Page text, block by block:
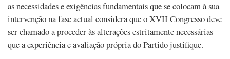
as necessidades e exigências fundamentais que se colocam à sua
intervenção na fase actual considera que o XVII Congresso deve
ser chamado a proceder às alterações estritamente necessárias
que a experiência e avaliação própria do Partido justifique.